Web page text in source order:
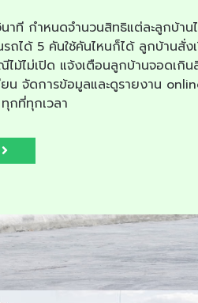
าที กำหนดจำนวนสิทธิแต่ละลูกบ้าน
รถได้ 5 คันใช้คันไหนก็ได้ ลูกบ้านสั่ง
ม้ไม่เปิด แจ้งเตือนลูกบ้านจอดเกิน
ยน จัดการข้อมูลและดูรายงาน
กที่ทุกเวลา